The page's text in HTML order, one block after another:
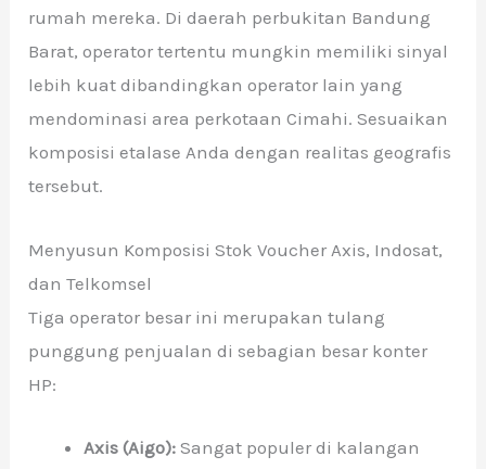
rumah mereka. Di daerah perbukitan Bandung
Barat, operator tertentu mungkin memiliki sinyal
lebih kuat dibandingkan operator lain yang
mendominasi area perkotaan Cimahi. Sesuaikan
komposisi etalase Anda dengan realitas geografis
tersebut.
Menyusun Komposisi Stok Voucher Axis, Indosat,
dan Telkomsel
Tiga operator besar ini merupakan tulang
punggung penjualan di sebagian besar konter
HP:
Axis (Aigo): Sangat populer di kalangan